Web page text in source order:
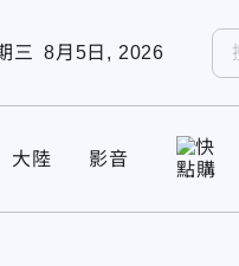
三 8月5日, 2026
大陸 影音